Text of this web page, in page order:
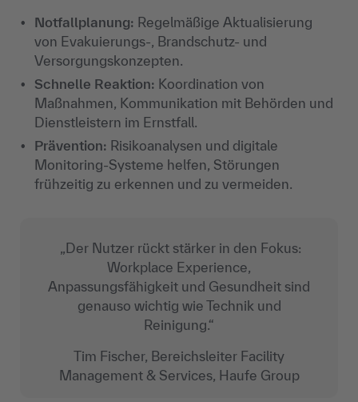
Notfallplanung: Regelmäßige Aktualisierung
von Evakuierungs-, Brandschutz- und
Versorgungskonzepten.
Schnelle Reaktion: Koordination von
Maßnahmen, Kommunikation mit Behörden und
Dienstleistern im Ernstfall.
Prävention: Risikoanalysen und digitale
Monitoring-Systeme helfen, Störungen
frühzeitig zu erkennen und zu vermeiden.
„Der Nutzer rückt stärker in den Fokus:
Workplace Experience,
Anpassungsfähigkeit und Gesundheit sind
genauso wichtig wie Technik und
Reinigung.“
Tim Fischer, Bereichsleiter Facility
Management & Services, Haufe Group